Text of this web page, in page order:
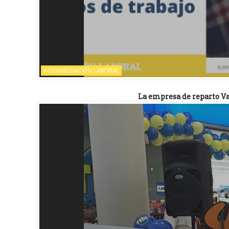
INTERMEDIACIÓN LABORAL
La empresa de reparto